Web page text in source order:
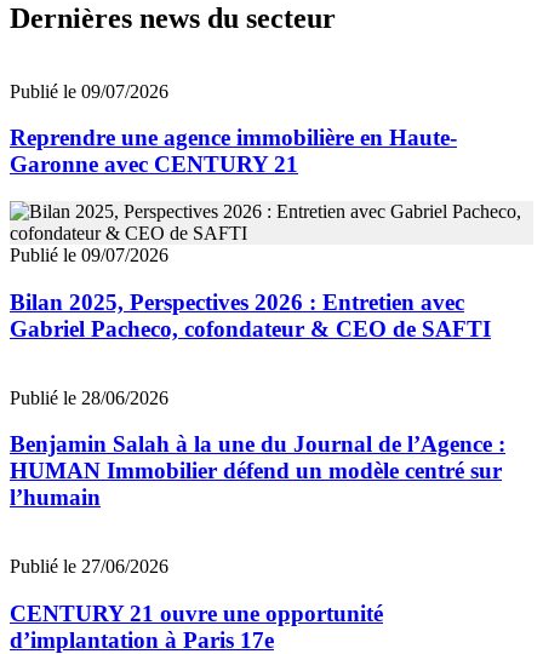
Dernières news du secteur
Publié le 09/07/2026
Reprendre une agence immobilière en Haute-
Garonne avec CENTURY 21
Publié le 09/07/2026
Bilan 2025, Perspectives 2026 : Entretien avec
Gabriel Pacheco, cofondateur & CEO de SAFTI
Publié le 28/06/2026
Benjamin Salah à la une du Journal de l’Agence :
HUMAN Immobilier défend un modèle centré sur
l’humain
Publié le 27/06/2026
CENTURY 21 ouvre une opportunité
d’implantation à Paris 17e